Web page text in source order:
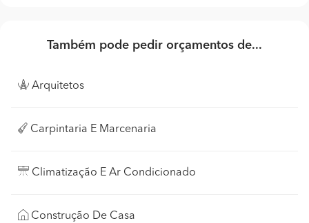
Também pode pedir orçamentos de...
Arquitetos
Carpintaria E Marcenaria
Climatização E Ar Condicionado
Construção De Casa